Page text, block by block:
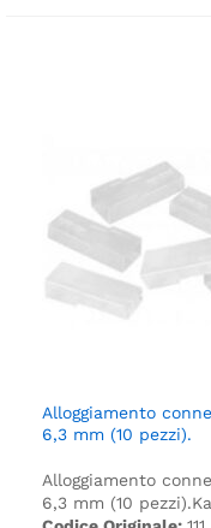
Alloggiamento
6,3 mm (10 pezzi).
Alloggiamento
6,3 mm (10 pezzi).